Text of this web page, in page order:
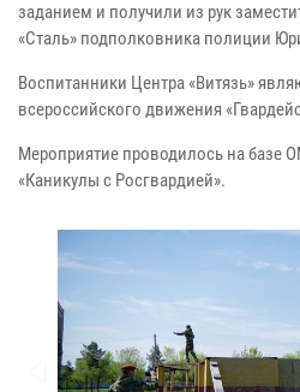
заданием и получили из рук
«Сталь» подполковника полиции
Воспитанники Центра «Витязь»
всероссийского движения
Мероприятие проводилось на базе
«Каникулы с Росгвардией».